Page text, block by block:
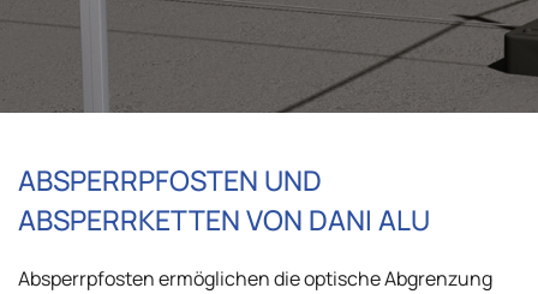
ABSPERRPFOSTEN UND
ABSPERRKETTEN VON DANI ALU
Absperrpfosten ermöglichen die optische Abgrenzung